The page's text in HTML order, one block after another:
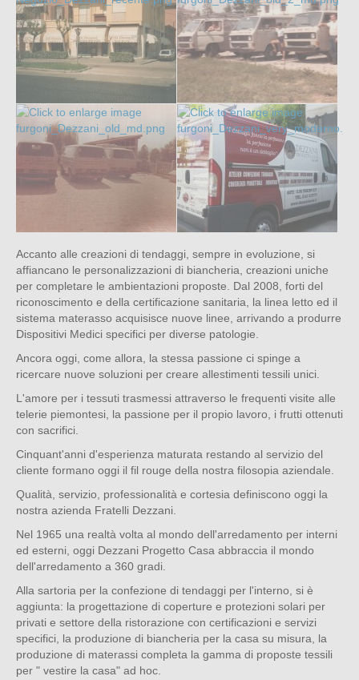
Accanto alle creazioni di tendaggi, sempre in evoluzione, si
affiancano le personalizzazioni di biancheria, creazioni uniche
per completare le ambientazioni proposte. Dal 2008, forti del
riconoscimento e della certificazione sanitaria, la linea letto ed il
sistema materasso acquisisce nuove linee, arrivando a produrre
Dispositivi Medici specifici per diverse patologie.
Ancora oggi, come allora, la stessa passione ci spinge a
ricercare nuove soluzioni per creare allestimenti tessili unici.
L'amore per i tessuti trasmessi attraverso le frequenti visite alle
telerie piemontesi, la passione per il propio lavoro, i frutti ottenuti
con sacrifici.
Cinquant'anni d'esperienza maturata restando al servizio del
cliente formano oggi il fil rouge della nostra filosopia aziendale.
Qualità, servizio, professionalità e cortesia definiscono oggi la
nostra azienda Fratelli Dezzani.
Nel 1965 una realtà volta al mondo dell'arredamento per interni
ed esterni, oggi Dezzani Progetto Casa abbraccia il mondo
dell'arredamento a 360 gradi.
Alla sartoria per la confezione di tendaggi per l'interno, si è
aggiunta: la progettazione di coperture e protezioni solari per
privati e settore della ristorazione con certificazioni e servizi
specifici, la produzione di biancheria per la casa su misura, la
produzione di materassi completa la gamma di proposte tessili
per " vestire la casa" ad hoc.